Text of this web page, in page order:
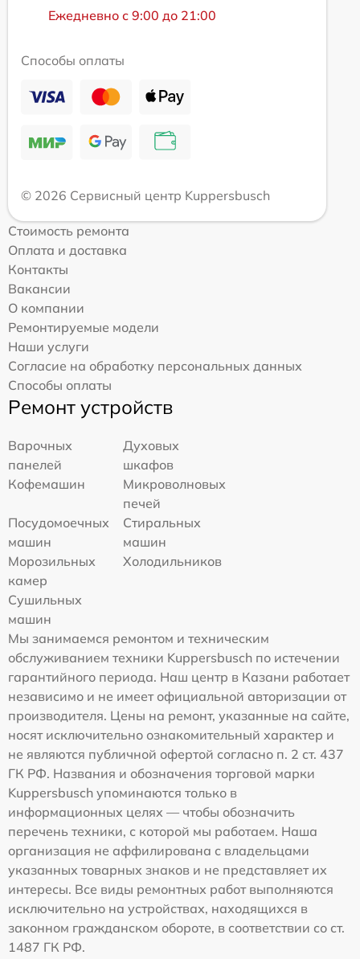
Ежедневно с 9:00 до 21:00
Способы оплаты
© 2026 Сервисный центр Kuppersbusch
Стоимость ремонта
Оплата и доставка
Контакты
Вакансии
О компании
Ремонтируемые модели
Наши услуги
Согласие на обработку персональных данных
Способы оплаты
Ремонт устройств
Варочных
панелей
Духовых
шкафов
Кофемашин
Микроволновых
печей
Посудомоечных
машин
Стиральных
машин
Морозильных
камер
Холодильников
Сушильных
машин
Мы занимаемся ремонтом и техническим
обслуживанием техники Kuppersbusch по истечении
гарантийного периода. Наш центр в Казани работает
независимо и не имеет официальной авторизации от
производителя. Цены на ремонт, указанные на сайте,
носят исключительно ознакомительный характер и
не являются публичной офертой согласно п. 2 ст. 437
ГК РФ. Названия и обозначения торговой марки
Kuppersbusch упоминаются только в
информационных целях — чтобы обозначить
перечень техники, с которой мы работаем. Наша
организация не аффилирована с владельцами
указанных товарных знаков и не представляет их
интересы. Все виды ремонтных работ выполняются
исключительно на устройствах, находящихся в
законном гражданском обороте, в соответствии со ст.
1487 ГК РФ.